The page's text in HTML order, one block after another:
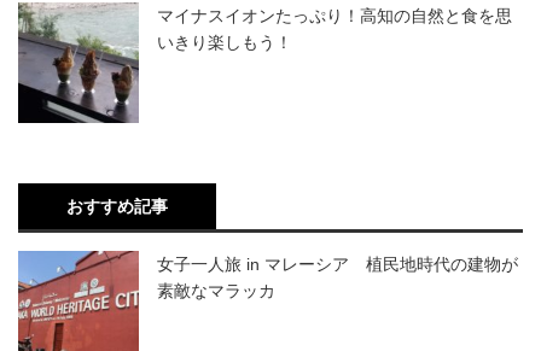
マイナスイオンたっぷり！高知の自然と食を思
いきり楽しもう！
おすすめ記事
女子一人旅 in マレーシア 植民地時代の建物が
素敵なマラッカ